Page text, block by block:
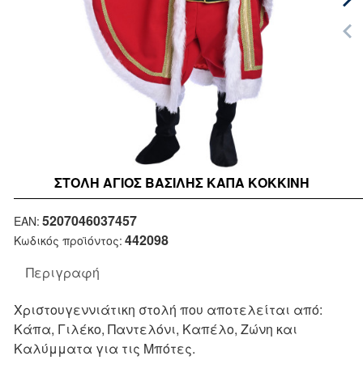
ΣΤΟΛΉ ΆΓΙΟΣ ΒΑΣΊΛΗΣ ΚΆΠΑ ΚΟΚΚΙΝΗ
Περιγραφή
Χριστουγεννιάτικη στολή που αποτελείται από:
Κάπα, Γιλέκο, Παντελόνι, Καπέλο, Ζώνη και
Καλύμματα για τις Μπότες.
Κωδικός προϊόντος: 442098
EAN: 5207046037457